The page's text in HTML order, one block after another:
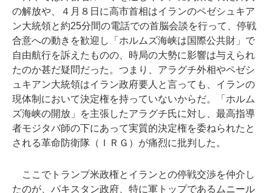
の解放や、４月８日に高市首相はイランのペゼシュキア
ン大統領と約25分間の電話での首脳会談を行って、停戦
合意への動きを歓迎し「ホルムズ海峡は国際公共財」で
自由航行を訴えたものの、時局の大勢に影響は与えられ
たのか甚だ疑問だった。つまり、アラグチ外相やペゼシ
ュキアン大統領はイラン政府要人と言っても、イランの
現体制において決定権を持っていないからだ。「ホルム
ズ海峡の開放」を主張したアラグチ氏に対し、最高指導
者モジタバ師の下にあって実質的決定権を委ねられたと
される革命防衛隊（ＩＲＧ）が痛烈に批判した。
ここでトランプ米政権とイランとの停戦交渉を仲介し
たのが、パキスタン政府、特に軍トップであるムニール